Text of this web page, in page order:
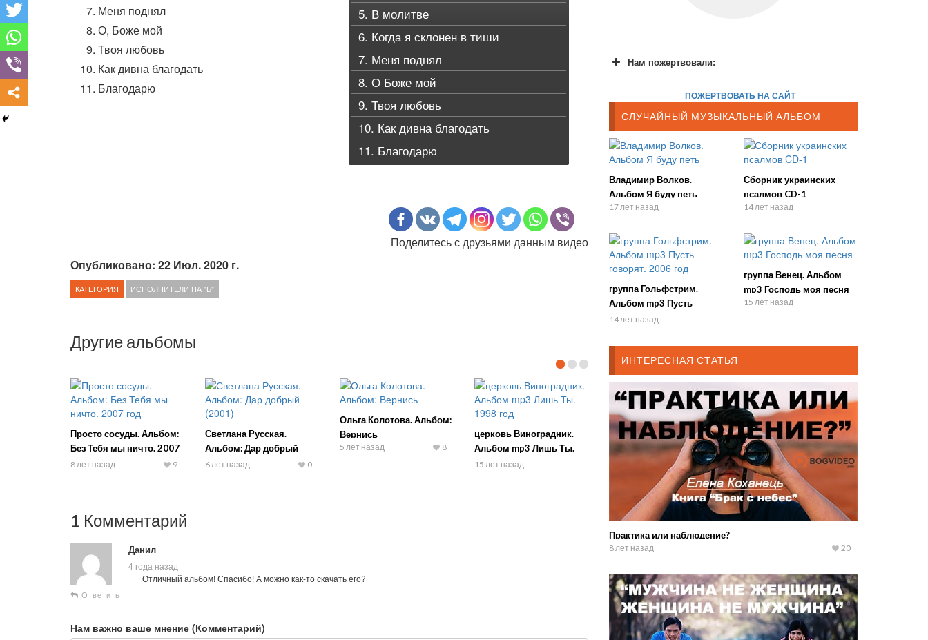
Меня поднял
О, Боже мой
Твоя любовь
Как дивна благодать
Благодарю
5. В молитве
6. Когда я склонен в тиши
7. Меня поднял
8. О Боже мой
9. Твоя любовь
10. Как дивна благодать
11. Благодарю
Поделитесь с друзьями данным видео
Опубликовано: 22 Июл. 2020 г.
КАТЕГОРИЯ ИСПОЛНИТЕЛИ НА "Б"
Другие альбомы
Просто сосуды. Альбом:
Без Тебя мы ничто. 2007
год
8 лет назад 9
Светлана Русская.
Альбом: Дар добрый
(2001)
6 лет назад 0
Ольга Колотова. Альбом:
Вернись
5 лет назад 8
церковь Виноградник.
Альбом mp3 Лишь Ты.
1998 год
15 лет назад
1 Комментарий
Данил
4 года назад
Отличный альбом! Спасибо! А можно как-то скачать его?
Ответить
Нам важно ваше мнение (Комментарий)
Нам пожертвовали:
ПОЖЕРТВОВАТЬ НА САЙТ
СЛУЧАЙНЫЙ МУЗЫКАЛЬНЫЙ АЛЬБОМ
Владимир Волков.
Альбом Я буду петь
17 лет назад
Сборник украинских
псалмов CD-1
14 лет назад
группа Гольфстрим.
Альбом mp3 Пусть
говорят. 2006 год
14 лет назад
группа Венец. Альбом
mp3 Господь моя песня
15 лет назад
ИНТЕРЕСНАЯ СТАТЬЯ
Практика или наблюдение?
8 лет назад 20